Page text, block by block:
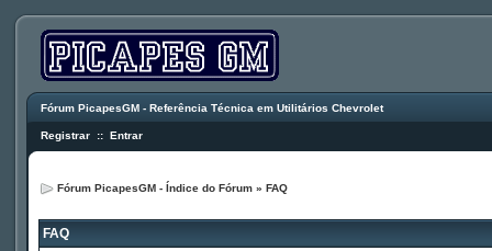
Fórum PicapesGM - Referência Técnica em Utilitários Chevrolet
Registrar :: Entrar
Fórum PicapesGM - Índice do Fórum » FAQ
FAQ